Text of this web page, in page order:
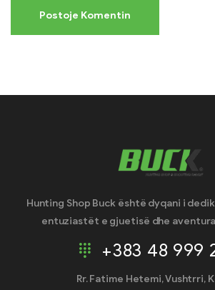
Hunting Shop Buck është dyqani i
entuziastët e gjuetisë dhe
+383 48 999
Rr. Fatime Hetemi, Vushtrri,